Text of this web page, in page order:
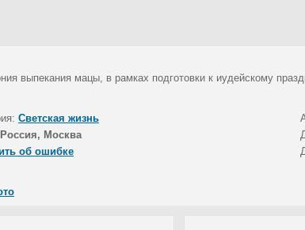
выпекания мацы, в рамках подготовки к иудейскому
Светская жизнь
Россия, Москва
об ошибке